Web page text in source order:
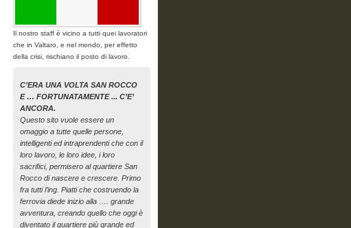
Il nostro staff è vicino a tutti quei lavoratori
che in Valtaro, e nel mondo, per effetto
della crisi, rischiano il posto di lavoro.
C’ERA UNA VOLTA SAN ROCCO
E … FORTUNATAMENTE ... C’E’
ANCORA.
Questo sito vuole essere un
omaggio a tutte quelle persone,
intelligenti ed intraprendenti che con il
loro lavoro, le loro idee, i loro
sacrifici, permisero al quartiere San
Rocco di nascere e crescere. Primo
fra tutti l’ing. Piatti che costruendo la
ferrovia diede inizio alla …. grande
avventura, creando quello che oggi è
diventato il quartiere più grande ed